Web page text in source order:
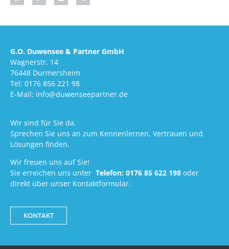
G.O. Duwensee & Partner GmbH
Wagnerstr. 14
76448 Durmersheim
Tel: 0176 856 221 98
E-Mail: info@duwenseepartner.de
Wir sind für Sie da.
Sprechen Sie uns an zum Kennenlernen, Vertrauen und
Lösungen finden.
Wir freuen uns auf Sie!
Sie erreichen uns unter Telefon: 0176 85 622 198 oder
direkt über unser Kontaktformular.
KONTAKT